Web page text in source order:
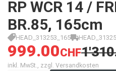
RP WCR 14 /
BR.85, 165cm
HEAD_313253_165
999.00CHF
inkl. MwSt., zzgl. Versandkosten